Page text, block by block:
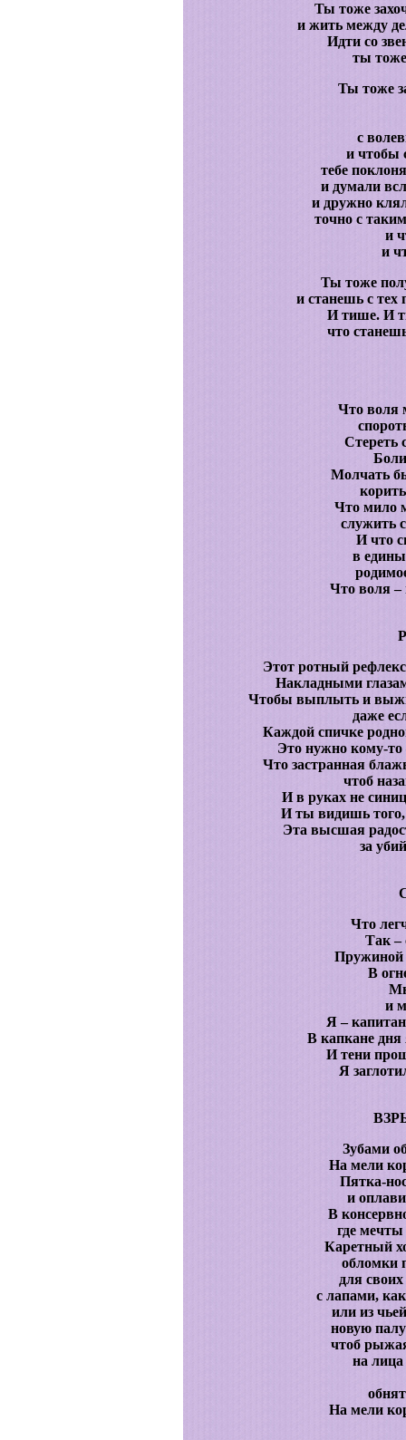
Ты тоже
и жить между
Идти со
ты
Ты тоже
с
и чтобы
тебе
и думали
и дружно
точно с
и
и
Ты тоже
и станешь с тех
И тише. И
что
Что воля
Стереть
Молчать
Что мило
служить
И что
в
Что воля –
Этот ротный
Накладными
Чтобы выплыть и
даже
Каждой спичке
Это нужно кому-то
Что застранная
чтоб
И в руках не
И ты видишь того,
Эта высшая
за
Что
Так –
Пружиной
В
и
Я –
В капкане дня
И тени
Я
Зубами
На мели
Пятка-
и
В
где
Каретный
обломки
для
с лапами,
или из
новую
чтоб
на
На мели